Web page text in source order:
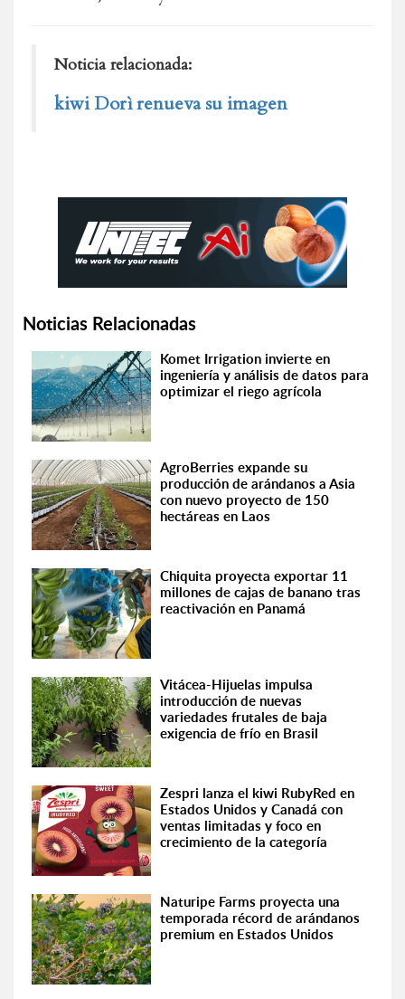
Noticia relacionada:
kiwi Dorì renueva su imagen
Noticias Relacionadas
Komet Irrigation invierte en
ingeniería y análisis de datos para
optimizar el riego agrícola
AgroBerries expande su
producción de arándanos a Asia
con nuevo proyecto de 150
hectáreas en Laos
Chiquita proyecta exportar 11
millones de cajas de banano tras
reactivación en Panamá
Vitácea-Hijuelas impulsa
introducción de nuevas
variedades frutales de baja
exigencia de frío en Brasil
Zespri lanza el kiwi RubyRed en
Estados Unidos y Canadá con
ventas limitadas y foco en
crecimiento de la categoría
Naturipe Farms proyecta una
temporada récord de arándanos
premium en Estados Unidos